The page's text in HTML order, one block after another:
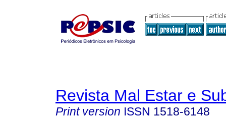
Revista Mal Estar e
Print version ISSN 1518-6148